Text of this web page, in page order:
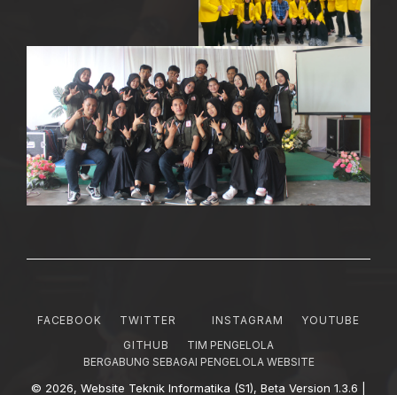
FACEBOOK TWITTER INSTAGRAM
YOUTUBE
GITHUB
TIM PENGELOLA
BERGABUNG SEBAGAI PENGELOLA WEBSITE
© 2026, Website Teknik Informatika (S1), Beta Version 1.3.6 |